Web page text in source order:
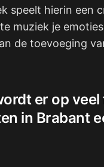
speelt hierin een
muziek je
de toevoeging
er op veel
in Brabant